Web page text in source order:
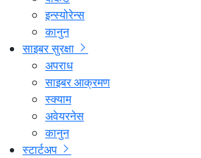
इन्स्योरेन्स
कानुन
साइबर सुरक्षा
अपराध
साइबर आक्रमण
स्क्याम
अवेयरनेस
कानुन
स्टार्टअप